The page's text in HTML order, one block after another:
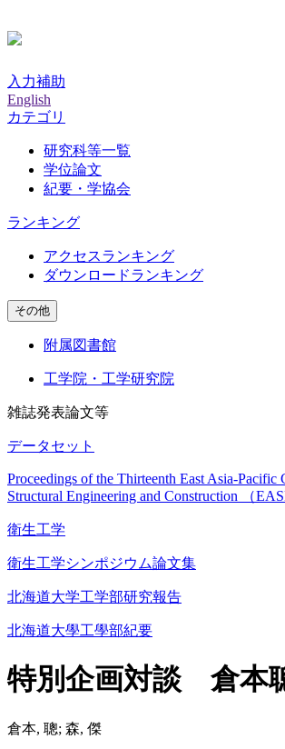
入力補助
English
カテゴリ
研究科等一覧
学位論文
紀要・学協会
ランキング
アクセスランキング
ダウンロードランキング
その他
附属図書館
工学院・工学研究院
雑誌発表論文等
データセット
Proceedings of the Thirteenth East Asia-Pacific
Structural Engineering and Construction （
衛生工学
衛生工学シンポジウム論文集
北海道大学工学部研究報告
北海道大學工學部紀要
特別企画対談 倉本
倉本, 聰; 森, 傑